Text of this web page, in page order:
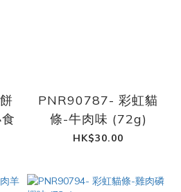
PNR90787- 彩虹貓
條-牛肉味 (72g)
HK$30.00